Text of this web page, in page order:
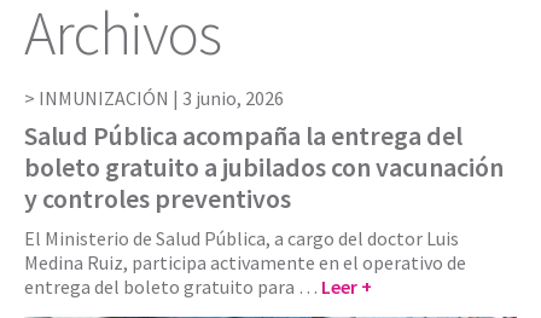
Archivos
INMUNIZACIÓN | 3 junio, 2026
Salud Pública acompaña la entrega del
boleto gratuito a jubilados con vacunación
y controles preventivos
El Ministerio de Salud Pública, a cargo del doctor Luis
Medina Ruiz, participa activamente en el operativo de
entrega del boleto gratuito para … Leer +